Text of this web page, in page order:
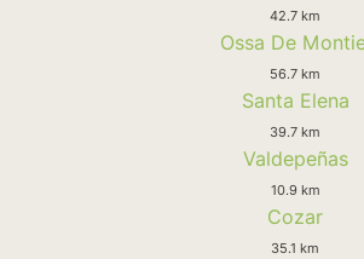
42.7 km
Ossa De
56.7 km
Santa Elena
39.7 km
Valdepeñas
10.9 km
Cozar
35.1 km